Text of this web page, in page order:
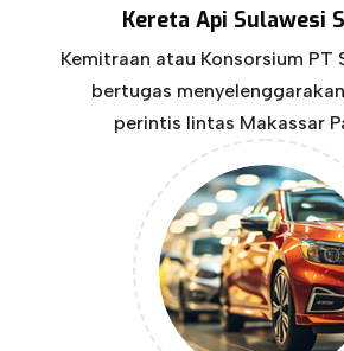
Kereta Api Sulawesi
Kemitraan atau Konsorsium PT
bertugas
perintis lintas Makassar